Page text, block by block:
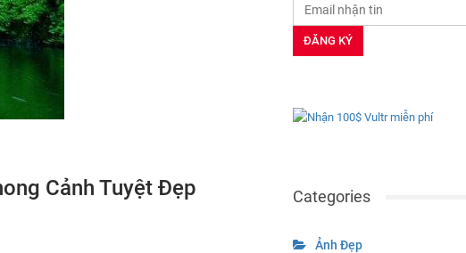
Cảnh Tuyệt Đẹp Categories
Ảnh Đẹp